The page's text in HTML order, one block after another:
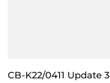
CB-K22/0411 Update 3